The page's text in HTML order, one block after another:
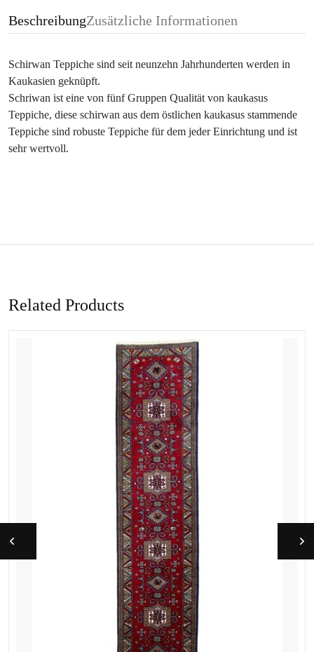
BeschreibungZusätzliche Informationen
Schirwan Teppiche sind seit neunzehn Jahrhunderten werden in
Kaukasien geknüpft.
Schriwan ist eine von fünf Gruppen Qualität von kaukasus
Teppiche, diese schirwan aus dem östlichen kaukasus stammende
Teppiche sind robuste Teppiche für dem jeder Einrichtung und ist
sehr wertvoll.
Related Products